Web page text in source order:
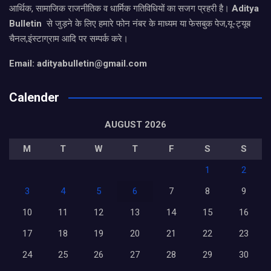
आर्थिक, सामाजिक राजनीतिक व धार्मिक गतिविधियों का सजग प्रहरी है। Aditya
Bulletin से जुड़ने के लिए हमारे फोन नंबर के माध्यम या फेसबुक पेज,यू-ट्यूब
चैनल,इंस्टाग्राम आदि पर सम्पर्क करे।
Email: adityabulletin@gmail.com
Calender
AUGUST 2026
M T W T F S
S
1
2
3
4 5 6 7 8
9
10
11 12 13 14 15
16
17
18 19 20 21 22
23
24
25 26 27 28 29
30